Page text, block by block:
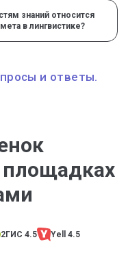
знаний относится
в лингвистике?
и ответы.
2ГИС 4.5 Yell 4.5